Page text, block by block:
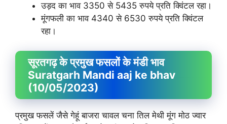
उड़द का भाव 3350 से 5435 रुपये प्रति क्विंटल रहा।
मूंगफली का भाव 4340 से 6530 रुपये प्रति क्विंटल
रहा।
सूरतगढ़ के प्रमुख फसलों के मंडी भाव
Suratgarh Mandi aaj ke bhav
(10/05/2023)
प्रमुख फसलें जैसे गेहूं बाजरा चावल चना तिल मेथी मूंग मोठ ज्वार